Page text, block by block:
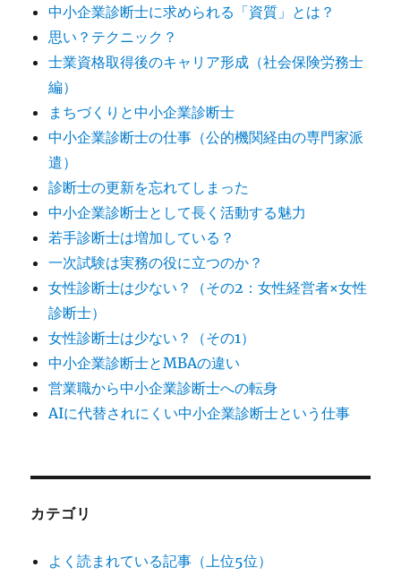
中小企業診断士に求められる「資質」とは？
思い？テクニック？
士業資格取得後のキャリア形成（社会保険労務士
編）
まちづくりと中小企業診断士
中小企業診断士の仕事（公的機関経由の専門家派
遣）
診断士の更新を忘れてしまった
中小企業診断士として長く活動する魅力
若手診断士は増加している？
一次試験は実務の役に立つのか？
女性診断士は少ない？（その2：女性経営者×女性
診断士）
女性診断士は少ない？（その1）
中小企業診断士とMBAの違い
営業職から中小企業診断士への転身
AIに代替されにくい中小企業診断士という仕事
カテゴリ
よく読まれている記事（上位5位）